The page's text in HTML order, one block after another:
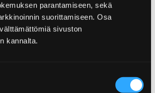
parantamiseen, sekä
suorittamiseen. Osa
sivuston
kannalta.
Porikorttelit ja yksityiset
yrityksille mainostilaa
Porin alueella. Sen, joka